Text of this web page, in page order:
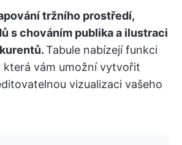
tržního prostředí,
s chováním publika a ilustraci
Tabule nabízejí funkci
vám umožní vytvořit
vizualizaci vašeho